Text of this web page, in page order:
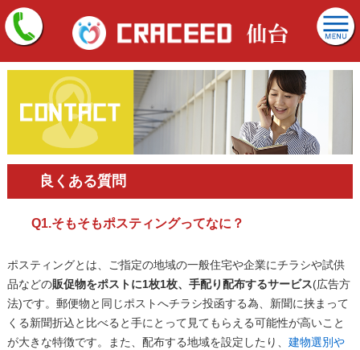
良くある質問
Q1.そもそもポスティングってなに？
ポスティングとは、ご指定の地域の一般住宅や企業にチラシや試供
品などの販促物をポストに1枚1枚、手配り配布するサービス(広告方
法)です。郵便物と同じポストへチラシ投函する為、新聞に挟まって
くる新聞折込と比べると手にとって見てもらえる可能性が高いこと
が大きな特徴です。また、配布する地域を設定したり、 建物選別や